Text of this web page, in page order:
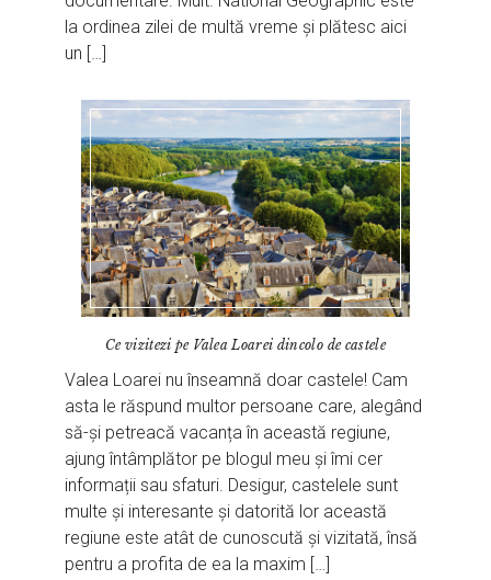
la ordinea zilei de multă vreme și plătesc aici
un […]
Ce vizitezi pe Valea Loarei dincolo de castele
Valea Loarei nu înseamnă doar castele! Cam
asta le răspund multor persoane care, alegând
să-și petreacă vacanța în această regiune,
ajung întâmplător pe blogul meu și îmi cer
informații sau sfaturi. Desigur, castelele sunt
multe și interesante și datorită lor această
regiune este atât de cunoscută și vizitată, însă
pentru a profita de ea la maxim […]